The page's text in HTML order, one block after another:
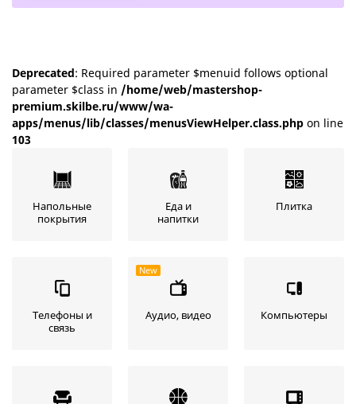
Deprecated: Required parameter $menuid follows optional
parameter $class in /home/web/mastershop-
premium.skilbe.ru/www/wa-
apps/menus/lib/classes/menusViewHelper.class.php on line
103
Напольные
покрытия
Еда и
напитки
Плитка
Телефоны и
связь
New
Аудио, видео Компьютеры